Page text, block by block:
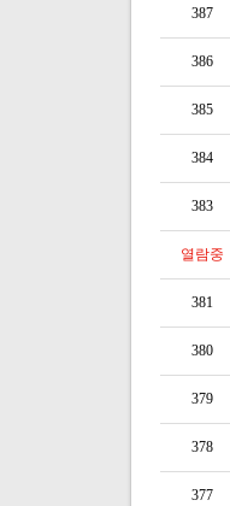
387
386
385
384
383
열람중
381
380
379
378
377